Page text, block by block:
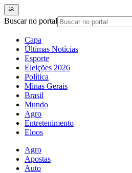
Buscar no portal
Capa
Últimas Notícias
Esporte
Eleições 2026
Política
Minas Gerais
Brasil
Mundo
Agro
Entretenimento
Eloos
Agro
Apostas
Auto